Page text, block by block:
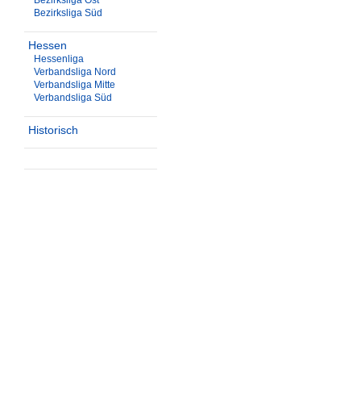
Bezirksliga Süd
Hessen
Hessenliga
Verbandsliga Nord
Verbandsliga Mitte
Verbandsliga Süd
Historisch